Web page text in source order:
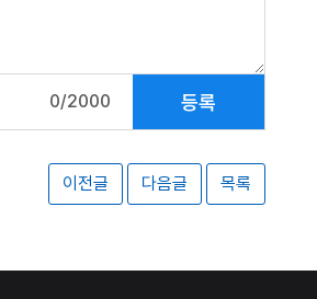
0/2000 등록
이전글 다음글 목록